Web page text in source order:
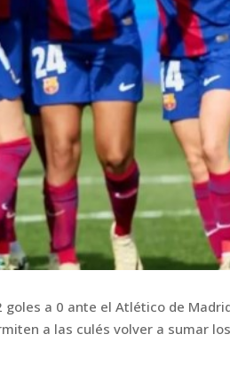
a 0 ante el Atlético de
a las culés volver a sumar